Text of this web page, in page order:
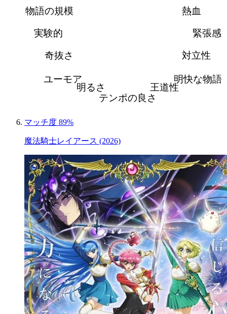
熱血
緊張感
対立性
明快な物語
王道性
テンポの良さ
明るさ
ユーモア
奇抜さ
実験的
物語の規模
マッチ度 89%
魔法騎士レイアース (2026)